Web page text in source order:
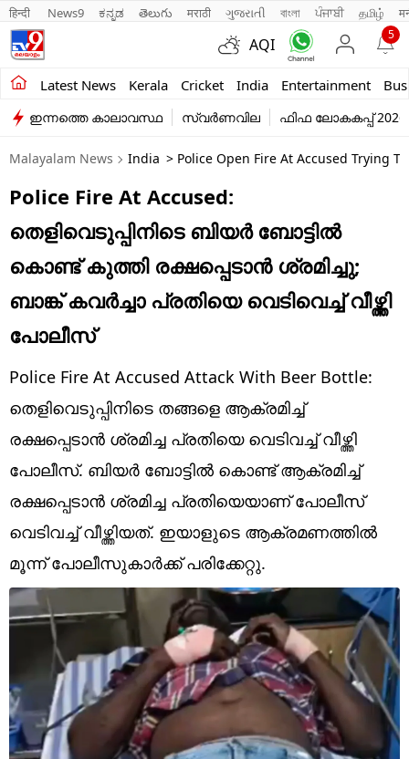
हिन्दी News9 ಕನ್ನಡ తెలుగు मराठी ગુજરાતી বাংলা ਪੰਜਾਬੀ தமிழ்
AQI
5
Latest News Kerala Cricket India Entertainment
Kerala
India
Entertainment
Business
Education
Sports
Lifestyle
world
Technology
Religion
Web Story
Photo
Short Videos
ഇന്നത്തെ കാലാവസ്ഥ സ്വർണവില ഫിഫ ലോകകപ്പ് 2026
Malayalam News India > Police Open Fire At Accused Trying
Police Fire At Accused:
തെളിവെടുപ്പിനിടെ ബിയർ ബോട്ടിൽ
കൊണ്ട് കുത്തി രക്ഷപ്പെടാൻ ശ്രമിച്ചു;
ബാങ്ക് കവർച്ചാ പ്രതിയെ വെടിവെച്ച് വീഴ്ത്തി
പോലീസ്
Police Fire At Accused Attack With Beer Bottle:
തെളിവെടുപ്പിനിടെ തങ്ങളെ ആക്രമിച്ച്
രക്ഷപ്പെടാൻ ശ്രമിച്ച പ്രതിയെ വെടിവച്ച് വീഴ്ത്തി
പോലീസ്. ബിയർ ബോട്ടിൽ കൊണ്ട് ആക്രമിച്ച്
രക്ഷപ്പെടാൻ ശ്രമിച്ച പ്രതിയെയാണ് പോലീസ്
വെടിവച്ച് വീഴ്ത്തിയത്. ഇയാളുടെ ആക്രമണത്തിൽ
മൂന്ന് പോലീസുകാർക്ക് പരിക്കേറ്റു.